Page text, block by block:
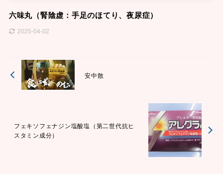
六味丸（腎陰虚：手足のほてり、夜尿症）
2025-04-02
安中散
フェキソフェナジン塩酸塩（第二世代抗ヒ
スタミン成分）